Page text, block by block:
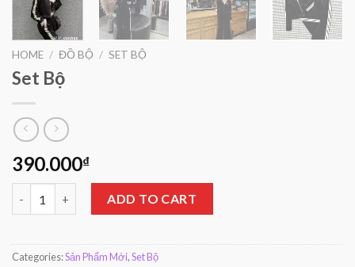
HOME / ĐỒ BỘ / SET BỘ
Set Bộ
390.000₫
ADD TO CART
Categories:Sản Phẩm Mới,Set Bộ